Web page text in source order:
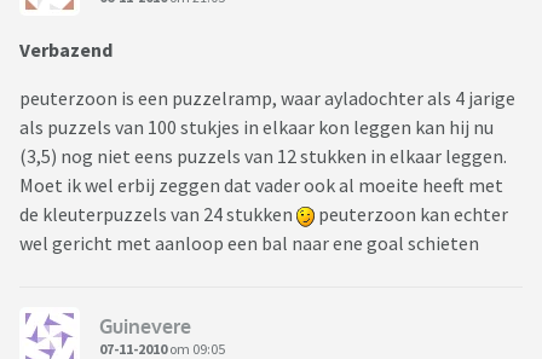
Verbazend
peuterzoon is een puzzelramp, waar ayladochter als 4 jarige
als puzzels van 100 stukjes in elkaar kon leggen kan hij nu
(3,5) nog niet eens puzzels van 12 stukken in elkaar leggen.
Moet ik wel erbij zeggen dat vader ook al moeite heeft met
de kleuterpuzzels van 24 stukken
peuterzoon kan echter
wel gericht met aanloop een bal naar ene goal schieten
Guinevere
07-11-2010om 09:05